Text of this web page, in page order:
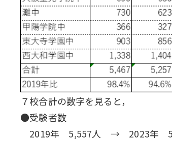
７校合計の数字を見ると，
●受験者数
2019年 5,557人 → 2023年